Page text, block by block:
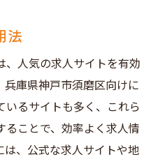
法
、人気の求人サイトを有効
兵庫県神戸市須磨区向けに
いるサイトも多く、これら
ることで、効率よく求人情
は、公式な求人サイトや地